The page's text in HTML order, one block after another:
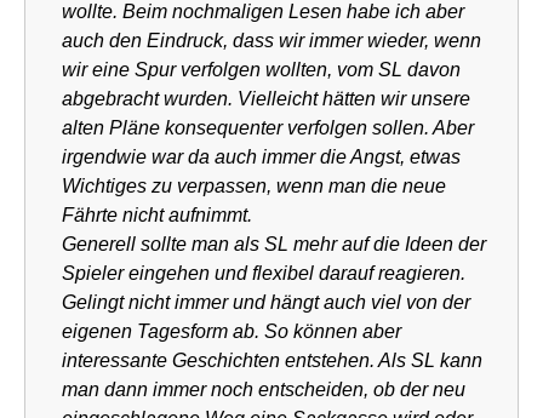
wollte. Beim nochmaligen Lesen habe ich aber
auch den Eindruck, dass wir immer wieder, wenn
wir eine Spur verfolgen wollten, vom SL davon
abgebracht wurden. Vielleicht hätten wir unsere
alten Pläne konsequenter verfolgen sollen. Aber
irgendwie war da auch immer die Angst, etwas
Wichtiges zu verpassen, wenn man die neue
Fährte nicht aufnimmt.
Generell sollte man als SL mehr auf die Ideen der
Spieler eingehen und flexibel darauf reagieren.
Gelingt nicht immer und hängt auch viel von der
eigenen Tagesform ab. So können aber
interessante Geschichten entstehen. Als SL kann
man dann immer noch entscheiden, ob der neu